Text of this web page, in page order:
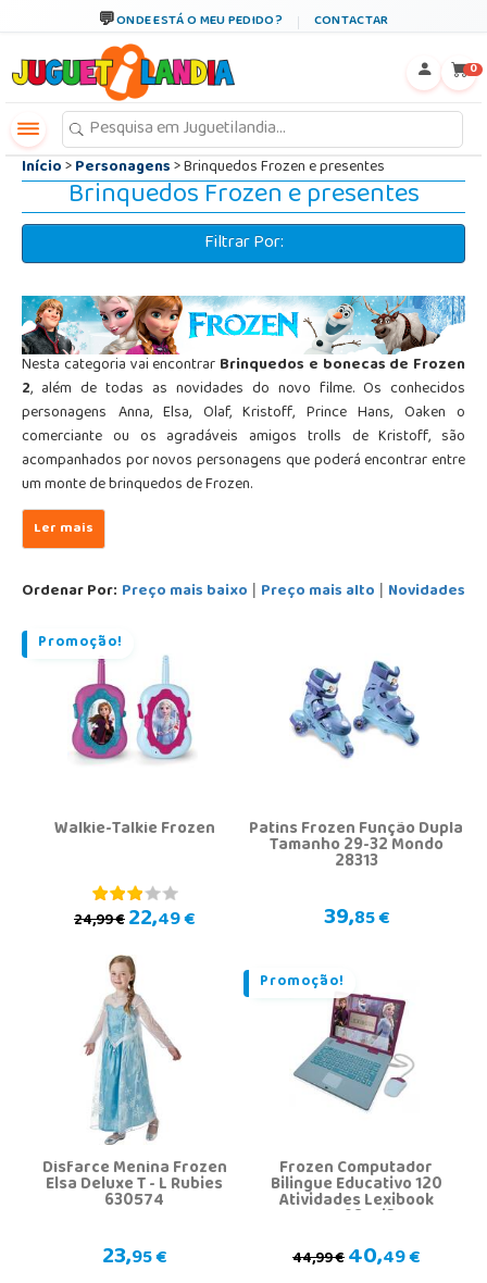
ONDE ESTÁ O MEU PEDIDO? CONTACTAR
0
Início>Personagens> Brinquedos Frozen e presentes
Brinquedos Frozen e presentes
Filtrar Por:
Nesta categoria vai encontrarBrinquedos e bonecas de Frozen
2, além de todas as novidades do novo filme. Os conhecidos
personagens Anna, Elsa, Olaf, Kristoff, Prince Hans, Oaken o
comerciante ou os agradáveis amigos trolls de Kristoff, são
acompanhados por novos personagens que poderá encontrar entre
um monte de brinquedos de Frozen.
Ordenar Por: Preço mais baixo | Preço mais alto | Novidades
Promoção!
Walkie-Talkie Frozen
24,99 €22,49 €
Patins Frozen Função Dupla
Tamanho 29-32 Mondo
28313
39,85 €
Disfarce Menina Frozen
Elsa Deluxe T - L Rubies
630574
23,95 €
Promoção!
Frozen Computador
Bilingue Educativo 120
Atividades Lexibook
JC598FZi2
44,99 €40,49 €